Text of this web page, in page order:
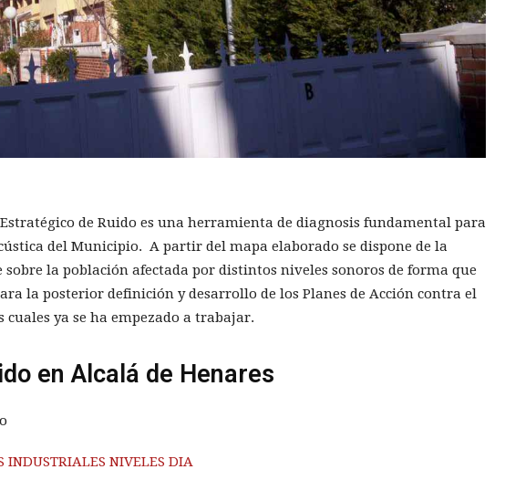
de Ruido es una herramienta de diagnosis fundamental para
del Municipio. A partir del mapa elaborado se dispone de la
la población afectada por distintos niveles sonoros de forma que
la posterior definición y desarrollo de los Planes de Acción contra el
cuales ya se ha empezado a trabajar.
en Alcalá de Henares
INDUSTRIALES NIVELES DIA